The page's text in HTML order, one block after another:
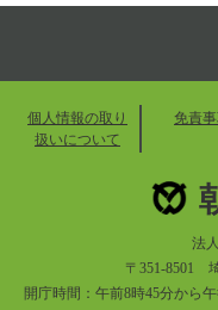
個人情報の取り
扱いについて
免責
法
〒351-8501
開庁時間：午前8時45分から